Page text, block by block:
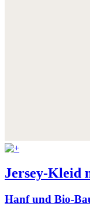
Jersey-Kleid
Hanf und Bio-